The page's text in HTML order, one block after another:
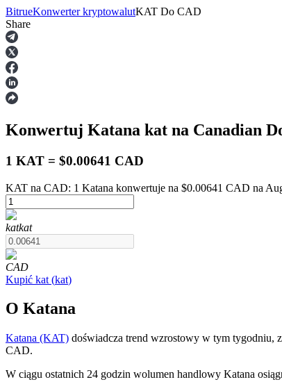
Kontrakty terminowe
Kontrakty terminowe na USDT
Kontrakty futures wykorzystujące USDT jako
Kontrakty terminowe COIN-M
BitrueKonwerter kryptowalutKAT Do CAD
Share
Konwertuj Katana kat na Canadian
1 KAT = $0.00641 CAD
KAT na CAD: 1 Katana konwertuje na $0.00641 CAD na
katkat
CAD
Kupić kat (kat)
O Katana
Katana (KAT) doświadcza trend wzrostowy w tym tygodniu,
CAD.
W ciągu ostatnich 24 godzin wolumen handlowy Katana